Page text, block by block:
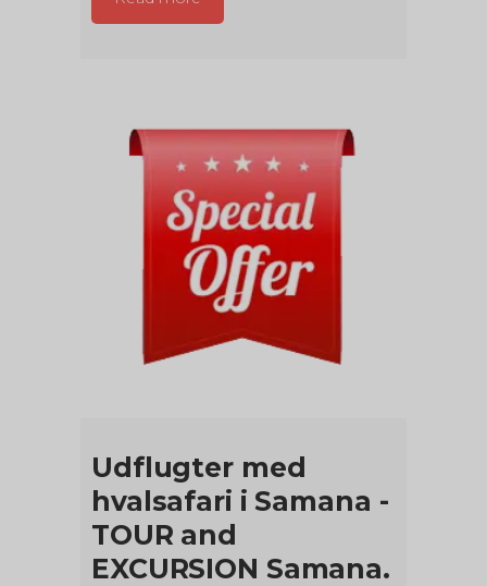
Udflugter med
hvalsafari i Samana -
TOUR and
EXCURSION Samana.